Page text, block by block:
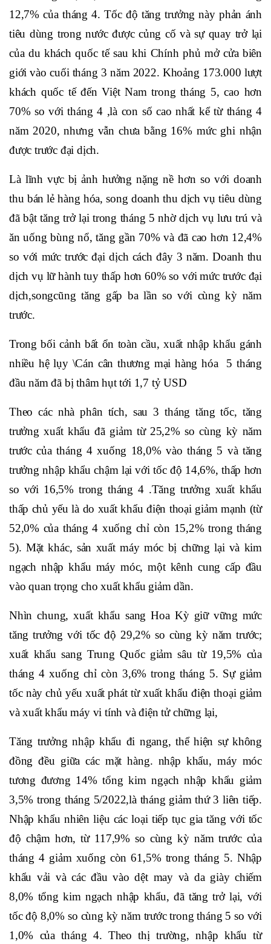
12,7% của tháng 4. Tốc độ tăng trưởng này phản ánh
tiêu dùng trong nước được củng cố và sự quay trở lại
của du khách quốc tế sau khi Chính phủ mở cửa biên
giới vào cuối tháng 3 năm 2022. Khoảng 173.000 lượt
khách quốc tế đến Việt Nam trong tháng 5, cao hơn
70% so với tháng 4 ,là con số cao nhất kể từ tháng 4
năm 2020, nhưng vẫn chưa bằng 16% mức ghi nhận
được trước đại dịch.
Là lĩnh vực bị ảnh hưởng nặng nề hơn so với doanh
thu bán lẻ hàng hóa, song doanh thu dịch vụ tiêu dùng
đã bật tăng trở lại trong tháng 5 nhờ dịch vụ lưu trú và
ăn uống bùng nổ, tăng gần 70% và đã cao hơn 12,4%
so với mức trước đại dịch cách đây 3 năm. Doanh thu
dịch vụ lữ hành tuy thấp hơn 60% so với mức trước đại
dịch,songcũng tăng gấp ba lần so với cùng kỳ năm
trước.
Trong bối cảnh bất ổn toàn cầu, xuất nhập khẩu gánh
nhiều hệ lụy \Cán cân thương mại hàng hóa 5 tháng
đầu năm đã bị thâm hụt tới 1,7 tỷ USD
Theo các nhà phân tích, sau 3 tháng tăng tốc, tăng
trưởng xuất khẩu đã giảm từ 25,2% so cùng kỳ năm
trước của tháng 4 xuống 18,0% vào tháng 5 và tăng
trưởng nhập khẩu chậm lại với tốc độ 14,6%, thấp hơn
so với 16,5% trong tháng 4 .Tăng trưởng xuất khẩu
thấp chủ yếu là do xuất khẩu điện thoại giảm mạnh (từ
52,0% của tháng 4 xuống chỉ còn 15,2% trong tháng
5). Mặt khác, sản xuất máy móc bị chững lại và kim
ngạch nhập khẩu máy móc, một kênh cung cấp đầu
vào quan trọng cho xuất khẩu giảm dần.
Nhìn chung, xuất khẩu sang Hoa Kỳ giữ vững mức
tăng trưởng với tốc độ 29,2% so cùng kỳ năm trước;
xuất khẩu sang Trung Quốc giảm sâu từ 19,5% của
tháng 4 xuống chỉ còn 3,6% trong tháng 5. Sự giảm
tốc này chủ yếu xuất phát từ xuất khẩu điện thoại giảm
và xuất khẩu máy vi tính và điện tử chững lại,
Tăng trưởng nhập khẩu đi ngang, thể hiện sự không
đồng đều giữa các mặt hàng. nhập khẩu, máy móc
tương đương 14% tổng kim ngạch nhập khẩu giảm
3,5% trong tháng 5/2022,là tháng giảm thứ 3 liên tiếp.
Nhập khẩu nhiên liệu các loại tiếp tục gia tăng với tốc
độ chậm hơn, từ 117,9% so cùng kỳ năm trước của
tháng 4 giảm xuống còn 61,5% trong tháng 5. Nhập
khẩu vải và các đầu vào dệt may và da giày chiếm
8,0% tổng kim ngạch nhập khẩu, đã tăng trở lại, với
tốc độ 8,0% so cùng kỳ năm trước trong tháng 5 so với
1,0% của tháng 4. Theo thị trường, nhập khẩu từ